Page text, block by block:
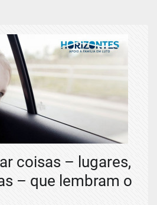
coisas – lugares,
– que lembram o